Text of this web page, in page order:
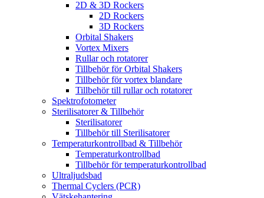
2D & 3D Rockers
2D Rockers
3D Rockers
Orbital Shakers
Vortex Mixers
Rullar och rotatorer
Tillbehör för Orbital Shakers
Tillbehör för vortex blandare
Tillbehör till rullar och rotatorer
Spektrofotometer
Sterilisatorer & Tillbehör
Sterilisatorer
Tillbehör till Sterilisatorer
Temperaturkontrollbad & Tillbehör
Temperaturkontrollbad
Tillbehör för temperaturkontrollbad
Ultraljudsbad
Thermal Cyclers (PCR)